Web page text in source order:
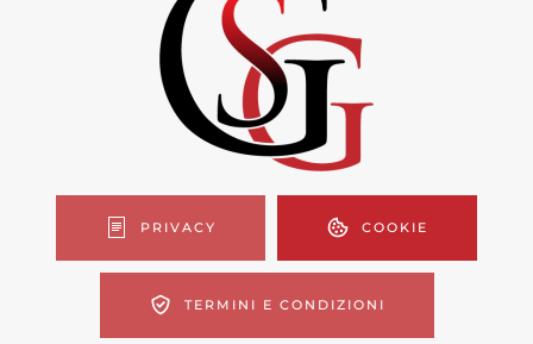
PRIVACY COOKIE
TERMINI E CONDIZIONI